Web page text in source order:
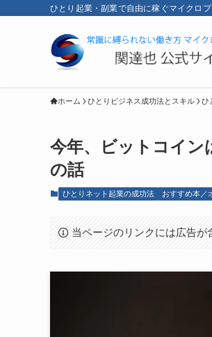
ひとり起業・副業で自由に稼ぐマイクロ
ホーム ひとりビジネス成功法とスキル ひ
今年、ビットコイン
の話
ひとりネット起業の成功法 おすすめ本／
当ページのリンクには広告が